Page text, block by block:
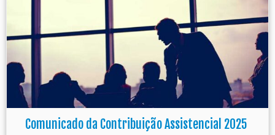
Comunicado da Contribuição Assistencial 2025